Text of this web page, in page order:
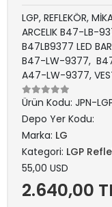
LGP, REFLEKÖR,
ARCELIK B47-LB-
B47LB9377 LED
B47-LW-9377,
A47-LW-9377,
Ürün Kodu: JPN-
Depo Yer Kodu:
Marka: LG
Kategori: LGP
55,00 USD
2.640,00